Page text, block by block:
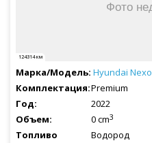
124314 км
Hyundai Nexo
Premium
2022
0 cm3
Водород